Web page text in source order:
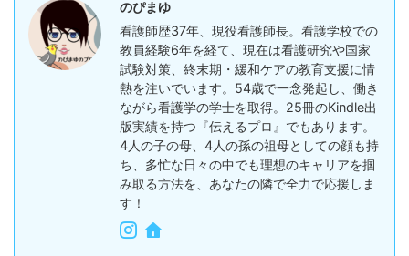
のぴまゆ
看護師歴37年、現役看護師長。看護学校での
教員経験6年を経て、現在は看護研究や国家
試験対策、終末期・緩和ケアの教育支援に情
熱を注いでいます。54歳で一念発起し、働き
ながら看護学の学士を取得。25冊のKindle出
版実績を持つ『伝えるプロ』でもあります。
4人の子の母、4人の孫の祖母としての顔も持
ち、多忙な日々の中でも理想のキャリアを掴
み取る方法を、あなたの隣で全力で応援しま
す！